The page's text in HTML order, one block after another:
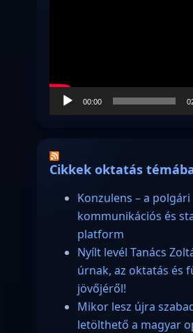
00:00
Cikkek oktatás
Konzulens – a polgári
kommunikációs és
platform
Nyílt levél Tanács
úrnak, az oktatás és
jövőjéről!
Mikor lesz újra
letölthető a magyar